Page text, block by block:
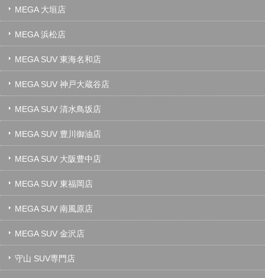
MEGA 大垣店
MEGA 浜松店
MEGA SUV 東海名和店
MEGA SUV 神戸大蔵谷店
MEGA SUV 清水鳥坂店
MEGA SUV 豊川御油店
MEGA SUV 大阪豊中店
MEGA SUV 東福岡店
MEGA SUV 南風原店
MEGA SUV 金沢店
守山 SUV専門店